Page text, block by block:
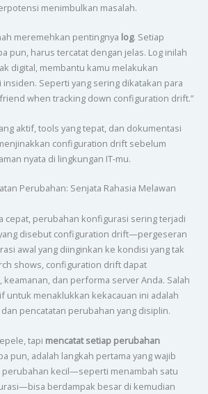
menimbulkan masalah.
meremehkan pentingnya log. Setiap
pun, harus tercatat dengan jelas. Log inilah
digital, membantu kamu melakukan
Seperti yang sering dikatakan para
when tracking down configuration drift.”
aktif, tools yang tepat, dan dokumentasi
configuration drift sebelum
nyata di lingkungan IT-mu.
Perubahan: Senjata Rahasia Melawan
cepat, perubahan konfigurasi sering terjadi
disebut configuration drift—pergeseran
awal yang diinginkan ke kondisi yang tak
shows, configuration drift dapat
keamanan, dan performa server Anda. Salah
untuk menaklukkan kekacauan ini adalah
pencatatan perubahan yang disiplin.
tapi mencatat setiap perubahan
pun, adalah langkah pertama yang wajib
perubahan kecil—seperti menambah satu
berdampak besar di kemudian